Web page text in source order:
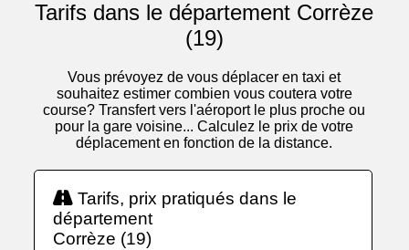
Tarifs dans le département Corrèze
(19)
Vous prévoyez de vous déplacer en taxi et
souhaitez estimer combien vous coutera votre
course? Transfert vers l'aéroport le plus proche ou
pour la gare voisine... Calculez le prix de votre
déplacement en fonction de la distance.
Tarifs, prix pratiqués dans le
département
Corrèze (19)